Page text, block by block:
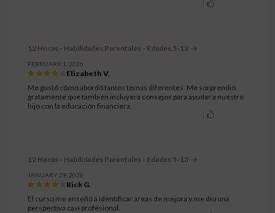
12 Horas - Habilidades Parentales - Edades 5-13
FEBRUARY 1, 2026
Elizabeth V.
Me gustó cómo abordó tantos temas diferentes. Me sorprendió
gratamente que también incluyera consejos para ayudar a nuestro
hijo con la educación financiera.
12 Horas - Habilidades Parentales - Edades 5-13
JANUARY 29, 2026
Rick G.
El curso me enseñó a identificar áreas de mejora y me dio una
perspectiva casi profesional.